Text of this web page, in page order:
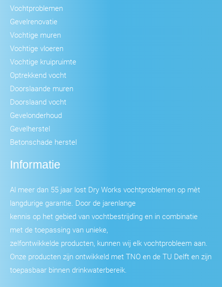
Vochtproblemen
Gevelrenovatie
Vochtige muren
Vochtige vloeren
Vochtige kruipruimte
Optrekkend vocht
Doorslaande muren
Doorslaand vocht
Gevelonderhoud
Gevelherstel
Betonschade herstel
Informatie
Al meer dan 55 jaar lost Dry Works vochtproblemen op mèt
langdurige garantie. Door de jarenlange
kennis op het gebied van vochtbestrijding en in combinatie
met de toepassing van unieke,
zelfontwikkelde producten, kunnen wij elk vochtprobleem aan.
Onze producten zijn ontwikkeld met TNO en de TU Delft en zijn
toepasbaar binnen drinkwaterbereik.